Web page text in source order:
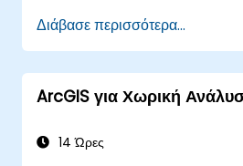
Αυτοματοποιούν τις
ειδοποιήσεις για
προβλημάτων.
Χρησιμοποιούν το Grafana
αποτελεσματικά τις
Διάβασε περισσότερα...
ArcGIS για Χωρική
14 Ώρες